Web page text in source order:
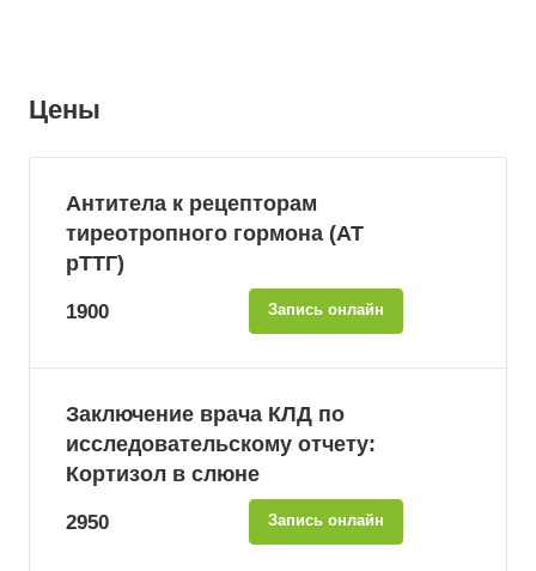
Цены
Антитела к рецепторам
тиреотропного гормона (АТ
рТТГ)
1900 Запись онлайн
Заключение врача КЛД по
исследовательскому отчету:
Кортизол в слюне
2950 Запись онлайн